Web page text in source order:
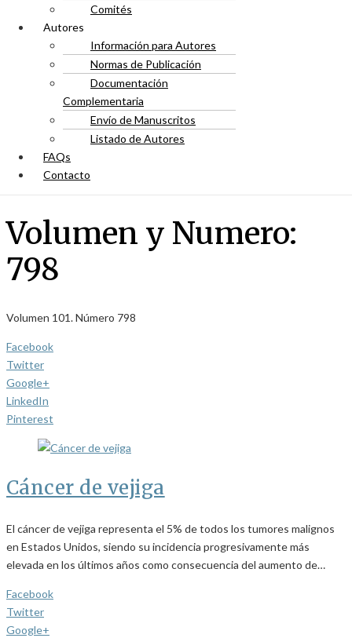
Comités
Autores
Información para Autores
Normas de Publicación
Documentación
Complementaria
Envío de Manuscritos
Listado de Autores
FAQs
Contacto
Volumen y Numero:
798
Volumen 101. Número 798
Facebook
Twitter
Google+
LinkedIn
Pinterest
Cáncer de vejiga
El cáncer de vejiga representa el 5% de todos los tumores malignos
en Estados Unidos, siendo su incidencia progresivamente más
elevada en los últimos años como consecuencia del aumento de…
Facebook
Twitter
Google+